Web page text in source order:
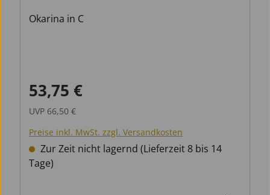
Okarina in C
Verkaufspreis:
53,75 €
UVP 66,50 €
Preise inkl. MwSt. zzgl. Versandkosten
Zur Zeit nicht lagernd (Lieferzeit 8 bis 14
Tage)